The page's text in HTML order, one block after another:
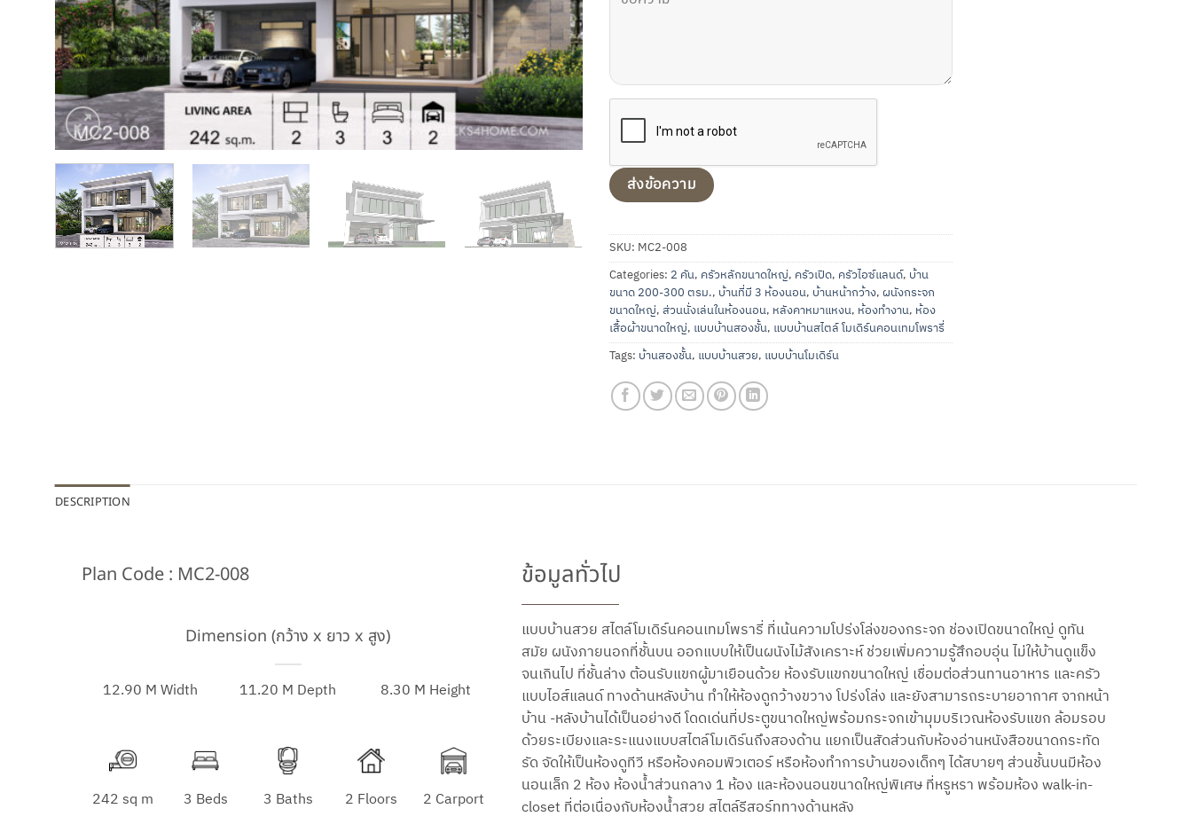
SKU: MC2-008
Categories: 2 คัน, ครัวหลักขนาดใหญ่, ครัวเปิด, ครัวไอซ์แลนด์, บ้าน
ขนาด 200-300 ตรม., บ้านที่มี 3 ห้องนอน, บ้านหน้ากว้าง,ผนังกระจก
ขนาดใหญ่, ส่วนนั่งเล่นในห้องนอน, หลังคาหมาแหงน, ห้องทำงาน, ห้อง
เสื้อผ้าขนาดใหญ่, แบบบ้านสองชั้น, แบบบ้านสไตล์ โมเดิร์นคอนเทมโพรารี่
Tags: บ้านสองชั้น, แบบบ้านสวย, แบบบ้านโมเดิร์น
DESCRIPTION
Plan Code : MC2-008
Dimension (กว้าง x ยาว x สูง)
12.90 M Width 11.20 M Depth 8.30 M Height
242 sq m 3 Beds 3 Baths 2 Floors 2 Carport
ข้อมูลทั่วไป
แบบบ้านสวย สไตล์โมเดิร์นคอนเทมโพรารี่ ที่เน้นความโปร่งโล่งของกระจก ช่องเปิดขนาดใหญ่ ดูทัน
สมัย ผนังภายนอกที่ชั้นบน ออกแบบให้เป็นผนังไม้สังเคราะห์ ช่วยเพิ่มความรู้สึกอบอุ่น ไม่ให้บ้านดูแข็ง
จนเกินไป ที่ชั้นล่าง ต้อนรับแขกผู้มาเยือนด้วย ห้องรับแขกขนาดใหญ่ เชื่อมต่อส่วนทานอาหาร และครัว
แบบไอส์แลนด์ ทางด้านหลังบ้าน ทำให้ห้องดูกว้างขวาง โปร่งโล่ง และยังสามารถระบายอากาศ จากหน้า
บ้าน -หลังบ้านได้เป็นอย่างดี โดดเด่นที่ประตูขนาดใหญ่พร้อมกระจกเข้ามุมบริเวณห้องรับแขก ล้อมรอบ
ด้วยระเบียงและระแนงแบบสไตล์โมเดิร์นถึงสองด้าน แยกเป็นสัดส่วนกับห้องอ่านหนังสือขนาดกระทัด
รัด จัดให้เป็นห้องดูทีวี หรือห้องคอมพิวเตอร์ หรือห้องทำการบ้านของเด็กๆ ได้สบายๆ ส่วนชั้นบนมีห้อง
นอนเล็ก 2 ห้อง ห้องน้ำส่วนกลาง 1 ห้อง และห้องนอนขนาดใหญ่พิเศษ ที่หรูหรา พร้อมห้อง walk-in-
closet ที่ต่อเนื่องกับห้องน้ำสวย สไตล์รีสอร์ททางด้านหลัง